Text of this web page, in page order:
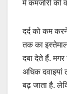
में कमजोरी की
दर्द को कम
तक का
दबा देते हैं.
अधिक
बढ़ जाता है.